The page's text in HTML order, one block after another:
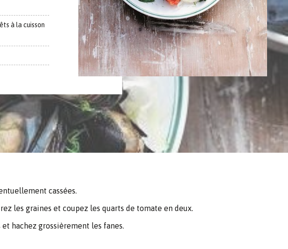
à la cuisson
cassées.
les graines et coupez les quarts de tomate en deux.
hachez grossièrement les fanes.